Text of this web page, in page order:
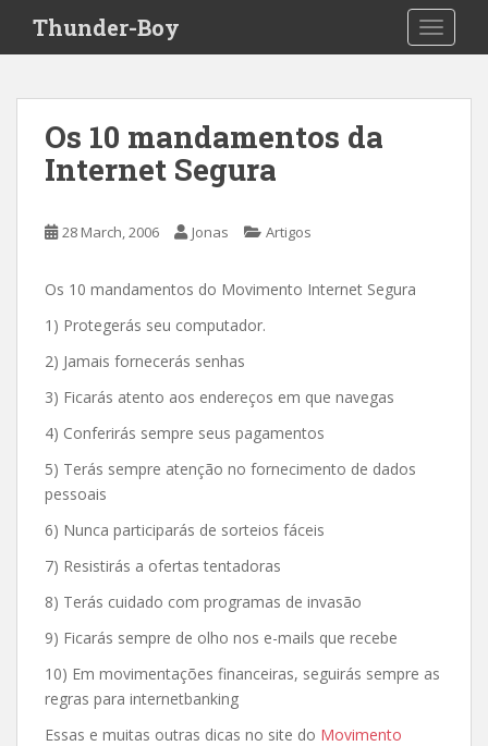
i
Thunder-Boy
Os 10 mandamentos da
Internet Segura
28 March, 2006 Jonas Artigos
Os 10 mandamentos do Movimento Internet Segura
1) Protegerás seu computador.
2) Jamais fornecerás senhas
3) Ficarás atento aos endereços em que navegas
4) Conferirás sempre seus pagamentos
5) Terás sempre atenção no fornecimento de dados
pessoais
6) Nunca participarás de sorteios fáceis
7) Resistirás a ofertas tentadoras
8) Terás cuidado com programas de invasão
9) Ficarás sempre de olho nos e-mails que recebe
10) Em movimentações financeiras, seguirás sempre as
regras para internetbanking
Essas e muitas outras dicas no site do Movimento